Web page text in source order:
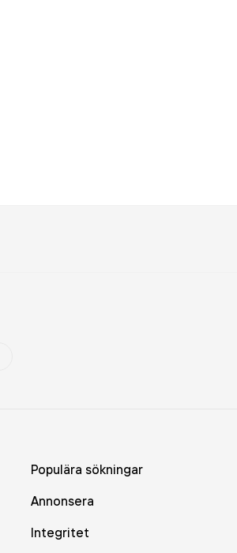
Populära sökningar
Annonsera
Integritet